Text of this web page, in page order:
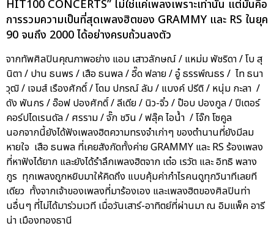
HIT100 CONCERTS” ไม่ใช่แค่เพลงเพราะเท่านั้น แต่มันคือ
การรวมความเป็นที่สุดเพลงฮิตของ GRAMMY และ RS ในยุค
90 จนถึง 2000 ได้อย่างครบถ้วนลงตัว
จากทัพศิลปินคุณภาพอย่าง แอม เสาวลักษณ์ / แหม่ม พัชริดา / โบ สุ
นิตา / ปาน ธนพร / เสือ ธนพล / อี๊ด ฟลาย / อู๋ ธรรพ์ณธร / ไท ธนา
วุฒิ / เจมส์ เรืองศักดิ์ / โดม ปกรณ์ ลัม / แบงค์ ปรีติ / หนุ่ม กะลา /
ดัง พันกร / อ๊อฟ ปองศักดิ์ / ลีเดีย / นิว-จิ๋ว / ป๊อบ ปองกูล / ปีเตอร์
คอร์ปไดเรนดัล / ศรราม / จั๊ก ชวิน / ฟลุ๊ค ไอน้ำ / โจ๊ก โซคูล
นอกจากนี้ยังได้ฟังเพลงฮิตความทรงจำเก่าๆ ของตำนานที่ยังมีลม
หายใจ เสือ ธนพล ที่เคยสังกัดทั้งค่าย GRAMMY และ RS ร้องเพลง
ที่หาฟังได้ยาก และยังได้รำลึกเพลงฮิตจาก เต๋อ เรวัต และ อิทธิ พลาง
กูร ทุกเพลงถูกหยิบมาให้คิดถึง แบบคุ้มค่ากำไรคนดูทุกวินาทีเลยที
เดียว ทั้งจากเจ้าของเพลงที่มาร้องเอง และเพลงฮิตของศิลปินท่า
นอื่นๆ ที่ไม่ได้มาร่วมเวที เมื่อวันเสาร์-อาทิตย์ที่ผ่านมา ณ อิมแพ็ค อารี
น่า เมืองทองธานี